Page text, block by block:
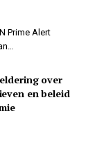
Prime Alert
over
en beleid